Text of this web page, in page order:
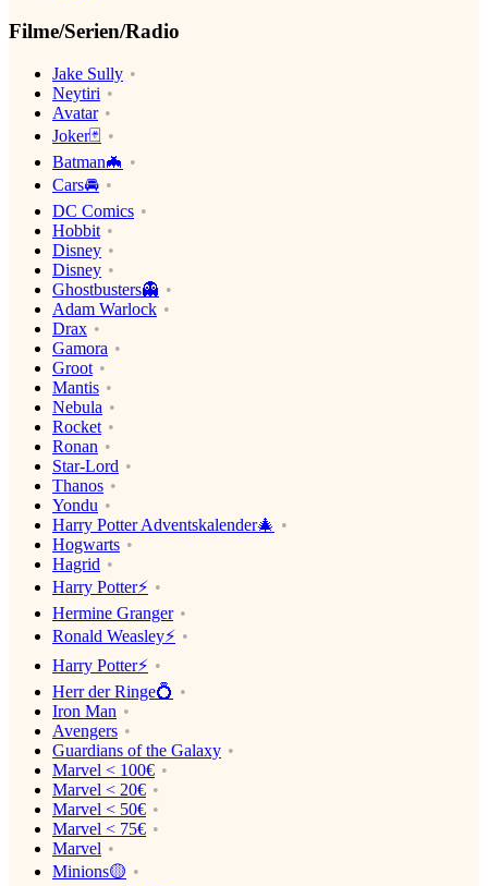
Filme/Serien/Radio
Jake Sully
Neytiri
Avatar
Joker🃏
Batman🦇
Cars🚘
DC Comics
Hobbit
Disney
Disney
Ghostbusters👻
Adam Warlock
Drax
Gamora
Groot
Mantis
Nebula
Rocket
Ronan
Star-Lord
Thanos
Yondu
Harry Potter Adventskalender🎄
Hogwarts
Hagrid
Harry Potter⚡️
Hermine Granger
Ronald Weasley⚡️
Harry Potter⚡️
Herr der Ringe💍
Iron Man
Avengers
Guardians of the Galaxy
Marvel < 100€
Marvel < 20€
Marvel < 50€
Marvel < 75€
Marvel
Minions🟡